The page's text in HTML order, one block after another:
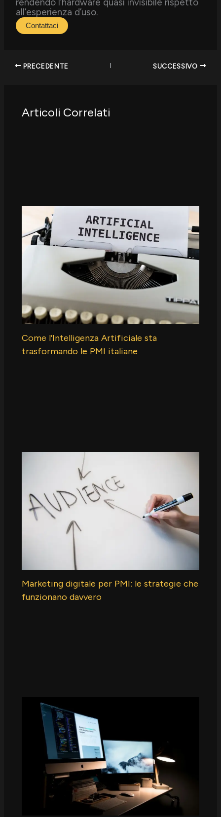
all’esperienza d’uso.
Contattaci
PRECEDENTE SUCCESSIVO
Articoli Correlati
Come l’Intelligenza Artificiale sta
trasformando le PMI italiane
Marketing digitale per PMI: le strategie che
funzionano davvero